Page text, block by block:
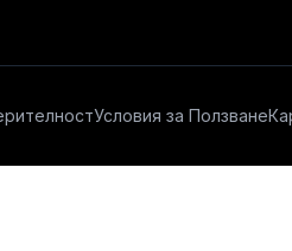
Условия за Ползване